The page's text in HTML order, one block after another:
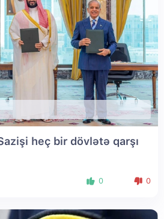
heç bir dövlətə qarşı
0 0